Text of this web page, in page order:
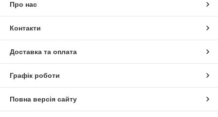
Про нас
Контакти
Доставка та оплата
Графік роботи
Повна версія сайту